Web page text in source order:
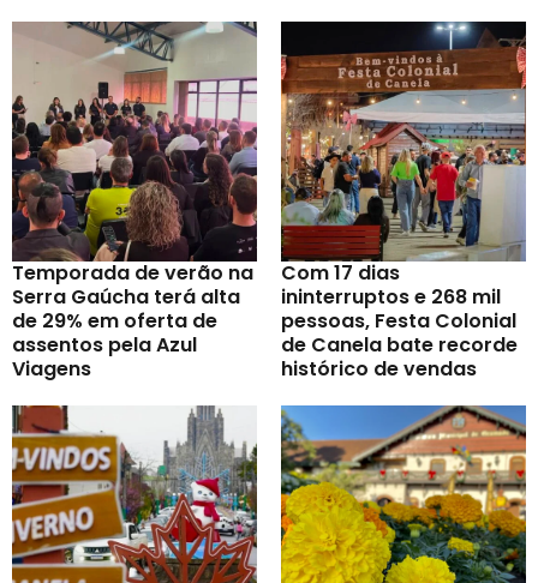
Temporada de verão na
Serra Gaúcha terá alta
de 29% em oferta de
assentos pela Azul
Viagens
Com 17 dias
ininterruptos e 268 mil
pessoas, Festa Colonial
de Canela bate recorde
histórico de vendas